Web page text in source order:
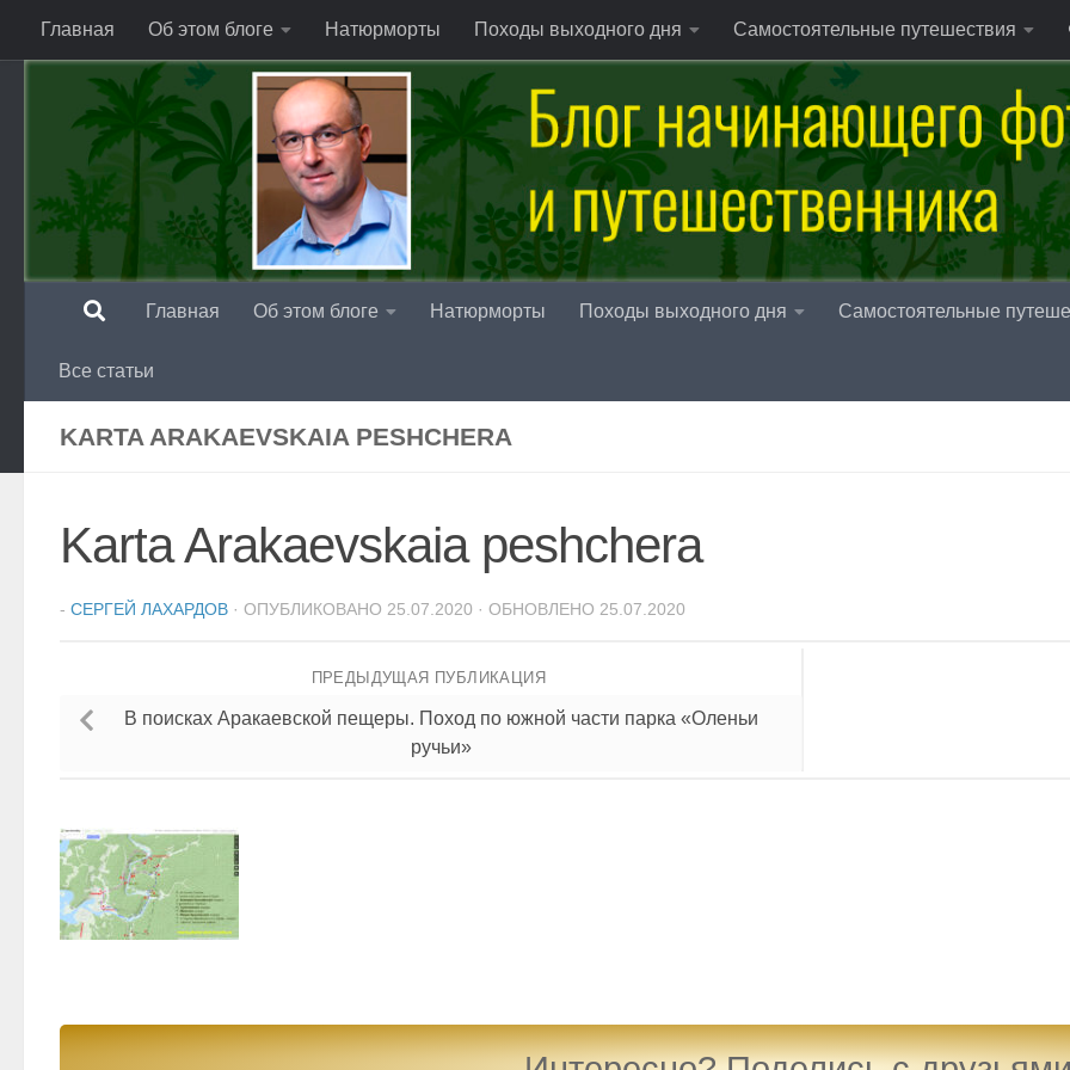
Перейти к содержимому
Главная Об этом блоге Натюрморты Походы выходного дня Самостоятельные путешествия
Главная Об этом блоге Натюрморты Походы выходного дня Самостоятельные
Все статьи
KARTA ARAKAEVSKAIA PESHCHERA
Karta Arakaevskaia peshchera
- СЕРГЕЙ ЛАХАРДОВ · ОПУБЛИКОВАНО 25.07.2020 · ОБНОВЛЕНО 25.07.2020
ПРЕДЫДУЩАЯ ПУБЛИКАЦИЯ
В поисках Аракаевской пещеры. Поход по южной части парка «Оленьи
ручьи»